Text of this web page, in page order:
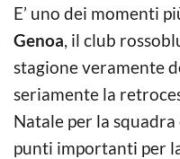
E’ uno dei momenti
Genoa, il club
stagione veramente
seriamente la
Natale per la
punti importanti per